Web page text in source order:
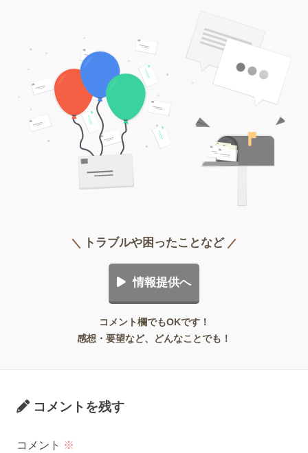
トラブルや困ったことなど
情報提供へ
コメント欄でもOKです！
感想・要望など、どんなことでも！
コメントを残す
コメント ※